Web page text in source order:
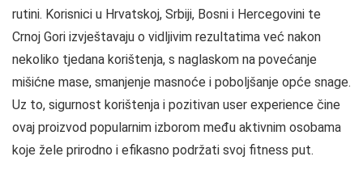
rutini. Korisnici u Hrvatskoj, Srbiji, Bosni i Hercegovini te
Crnoj Gori izvještavaju o vidljivim rezultatima već nakon
nekoliko tjedana korištenja, s naglaskom na povećanje
mišićne mase, smanjenje masnoće i poboljšanje opće snage.
Uz to, sigurnost korištenja i pozitivan user experience čine
ovaj proizvod popularnim izborom među aktivnim osobama
koje žele prirodno i efikasno podržati svoj fitness put.